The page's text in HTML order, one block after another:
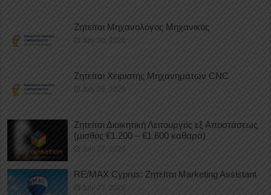
Ζητείται Μηχανολόγος Μηχανικός
July 30, 2026
Ζητείται Χειριστής Μηχανημάτων CNC
July 29, 2026
Ζητείται Διοικητική Λειτουργός εξ Αποστάσεως
(μισθός €1.200 – €1.600 καθαρά)
July 27, 2026
RE/MAX Cyprus: Ζητείται Marketing Assistant
July 27, 2026